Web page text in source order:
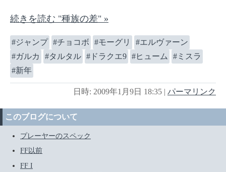
続きを読む "種族の差" »
ジャンプ チョコボ モーグリ
エルヴァーン
ガルカ
タルタル ドラクエ9 ヒューム
ミスラ
新年
日時: 2009年1月9日 18:35 | パーマリンク
このブログについて
プレーヤーのスペック
FF以前
FF I